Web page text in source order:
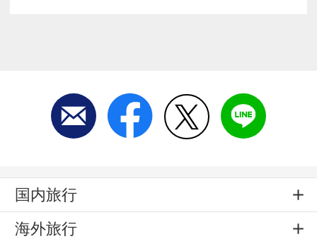
国内旅行
海外旅行